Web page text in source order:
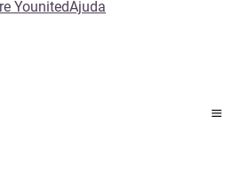
YounitedAjuda